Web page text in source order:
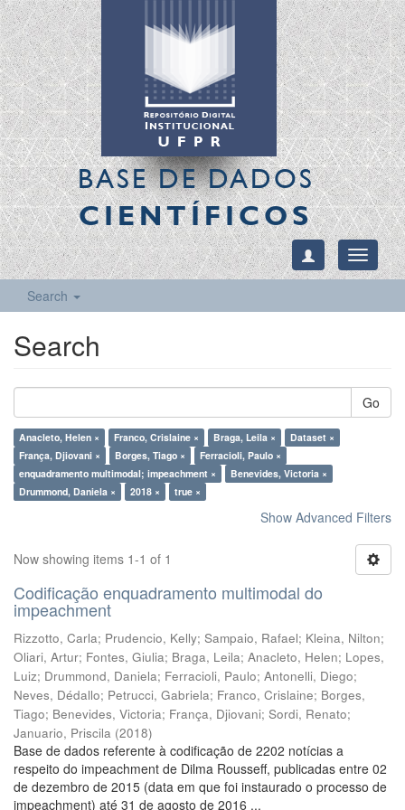
BASE DE DADOS
CIENTÍFICOS
Toggle
Search
Search
Go
Anacleto, Helen × Franco, Crislaine × Braga, Leila ×
Dataset ×
França, Djiovani ×
Borges, Tiago ×
Ferracioli, Paulo ×
enquadramento multimodal; impeachment ×
Benevides, Victoria ×
Drummond, Daniela ×
2018 × true ×
Show Advanced Filters
Now showing items 1-1 of 1
Codificação enquadramento multimodal do
impeachment
Rizzotto, Carla; Prudencio, Kelly; Sampaio, Rafael; Kleina, Nilton;
Oliari, Artur; Fontes, Giulia; Braga, Leila; Anacleto, Helen; Lopes,
Luiz; Drummond, Daniela; Ferracioli, Paulo; Antonelli, Diego;
Neves, Dédallo; Petrucci, Gabriela; Franco, Crislaine; Borges,
Tiago; Benevides, Victoria; França, Djiovani; Sordi, Renato;
Januario, Priscila (2018)
Base de dados referente à codificação de 2202 notícias a
respeito do impeachment de Dilma Rousseff, publicadas entre 02
de dezembro de 2015 (data em que foi instaurado o processo de
impeachment) até 31 de agosto de 2016 ...